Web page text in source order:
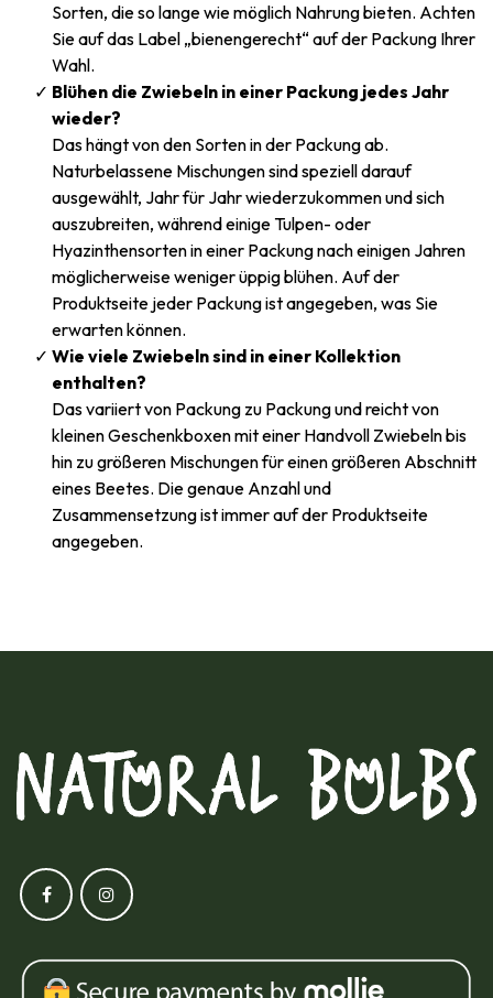
Sorten, die so lange wie möglich Nahrung bieten. Achten
Sie auf das Label „bienengerecht“ auf der Packung Ihrer
Wahl.
Blühen die Zwiebeln in einer Packung jedes Jahr
wieder?
Das hängt von den Sorten in der Packung ab.
Naturbelassene Mischungen sind speziell darauf
ausgewählt, Jahr für Jahr wiederzukommen und sich
auszubreiten, während einige Tulpen- oder
Hyazinthensorten in einer Packung nach einigen Jahren
möglicherweise weniger üppig blühen. Auf der
Produktseite jeder Packung ist angegeben, was Sie
erwarten können.
Wie viele Zwiebeln sind in einer Kollektion
enthalten?
Das variiert von Packung zu Packung und reicht von
kleinen Geschenkboxen mit einer Handvoll Zwiebeln bis
hin zu größeren Mischungen für einen größeren Abschnitt
eines Beetes. Die genaue Anzahl und
Zusammensetzung ist immer auf der Produktseite
angegeben.